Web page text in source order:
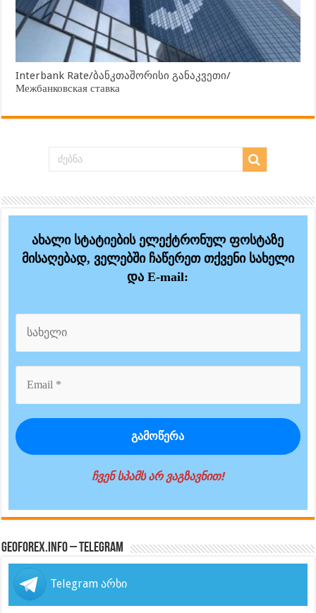
Interbank Rate/ბანკთაშორისი განაკვეთი/
Межбанковская ставка
ახალი სტატიების ელექტრონულ ფოსტაზე
მისაღებად, ველებში ჩაწერეთ თქვენი სახელი
და E-mail:
ჩვენ სპამს არ ვაგზავნით!
GeoForex.info – Telegram
Telegram არხი